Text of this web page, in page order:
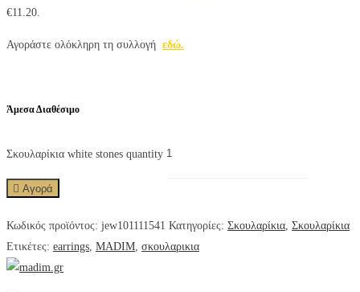
€11.20.
Αγοράστε ολόκληρη τη συλλογή εδώ.
Άμεσα Διαθέσιμο
Σκουλαρίκια white stones quantity
Αγορά
Κωδικός προϊόντος: jew101111541 Κατηγορίες: Σκουλαρίκια Σκουλαρίκια
Ετικέτες: earrings MADIM σκουλαρικια